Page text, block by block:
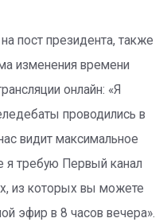
пост президента, также
изменения времени
онлайн: «Я
проводились в
видит максимальное
я требую Первый канал
из которых вы можете
эфир в 8 часов вечера».